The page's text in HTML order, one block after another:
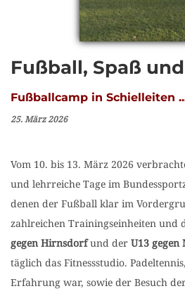
Fußball, Spaß
Fußballcamp in Schielleiten
25. März 2026
Vom 10. bis 13. März 2026
und lehrreiche Tage im
denen der Fußball klar im
zahlreichen Trainingseinheiten und
gegen Hirnsdorfund der U13 gegen
täglich das Fitnessstudio.
Erfahrung war, sowie der Besuch